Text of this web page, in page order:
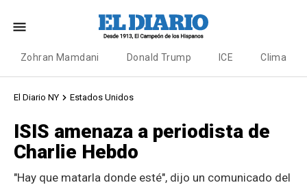
Zohran Mamdani Donald Trump ICE Clima
El Diario NY Estados Unidos
ISIS amenaza a periodista de
Charlie Hebdo
"Hay que matarla donde esté", dijo un comunicado del